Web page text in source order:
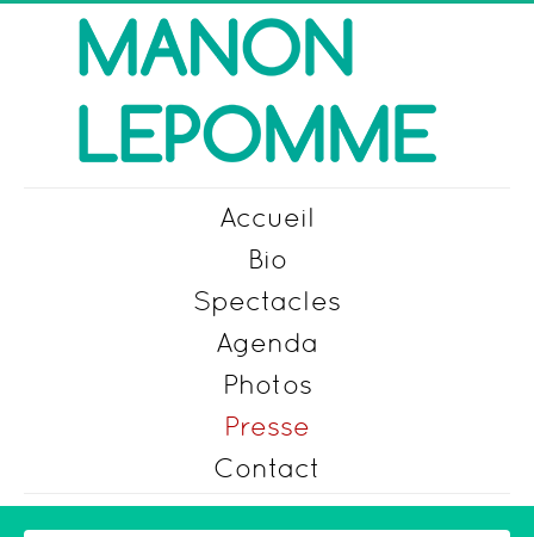
Accueil
Bio
Spectacles
Agenda
Photos
Presse
Contact